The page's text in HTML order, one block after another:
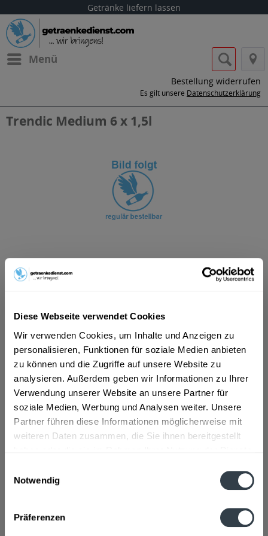
Diese Webseite verwendet Cookies
Wir verwenden Cookies, um Inhalte und Anzeigen zu
personalisieren, Funktionen für soziale Medien anbieten
zu können und die Zugriffe auf unsere Website zu
analysieren. Außerdem geben wir Informationen zu Ihrer
Verwendung unserer Website an unsere Partner für
soziale Medien, Werbung und Analysen weiter. Unsere
Partner führen diese Informationen möglicherweise mit
weiteren Daten zusammen, die Sie ihnen bereitgestellt
Notwendig
Präferenzen
Getränke liefern lassen
Menü
Bestellung widerrufen
Es gilt unsere Datenschutzerklärung
Trendic Medium 6 x 1,5l
Inhalt:9 Liter (0,23 € * / 1 Liter)
Vorrätig
EINWEG
+1,50 € Pfand
In denWarenkorb
Artikel-Nr.:
34145
mehr